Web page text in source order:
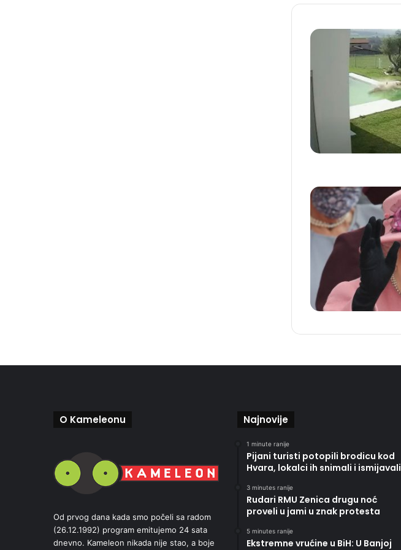
O Kameleonu
Od prvog dana kada smo počeli sa radom
(26.12.1992) program emitujemo 24 sata
dnevno. Kameleon nikada nije stao, a boje
Najnovije
1 minute ranije
Pijani turisti potopili brodicu kod
Hvara, lokalci ih snimali i ismijavali
3 minutes ranije
Rudari RMU Zenica drugu noć
proveli u jami u znak protesta
5 minutes ranije
Ekstremne vrućine u BiH: U Banjoj